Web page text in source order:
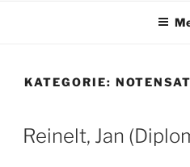
KATEGORIE:
Reinelt, Jan